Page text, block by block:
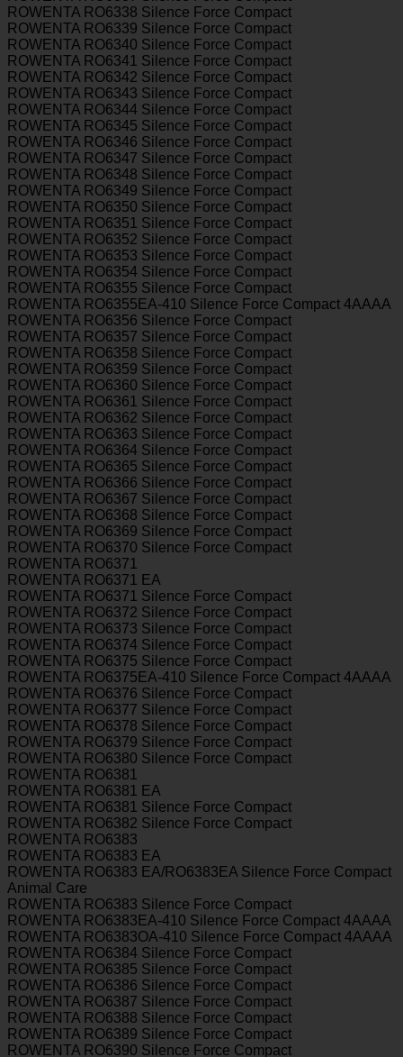
ROWENTA RO6338 Silence Force Compact
ROWENTA RO6339 Silence Force Compact
ROWENTA RO6340 Silence Force Compact
ROWENTA RO6341 Silence Force Compact
ROWENTA RO6342 Silence Force Compact
ROWENTA RO6343 Silence Force Compact
ROWENTA RO6344 Silence Force Compact
ROWENTA RO6345 Silence Force Compact
ROWENTA RO6346 Silence Force Compact
ROWENTA RO6347 Silence Force Compact
ROWENTA RO6348 Silence Force Compact
ROWENTA RO6349 Silence Force Compact
ROWENTA RO6350 Silence Force Compact
ROWENTA RO6351 Silence Force Compact
ROWENTA RO6352 Silence Force Compact
ROWENTA RO6353 Silence Force Compact
ROWENTA RO6354 Silence Force Compact
ROWENTA RO6355 Silence Force Compact
ROWENTA RO6355EA-410 Silence Force Compact 4AAAA
ROWENTA RO6356 Silence Force Compact
ROWENTA RO6357 Silence Force Compact
ROWENTA RO6358 Silence Force Compact
ROWENTA RO6359 Silence Force Compact
ROWENTA RO6360 Silence Force Compact
ROWENTA RO6361 Silence Force Compact
ROWENTA RO6362 Silence Force Compact
ROWENTA RO6363 Silence Force Compact
ROWENTA RO6364 Silence Force Compact
ROWENTA RO6365 Silence Force Compact
ROWENTA RO6366 Silence Force Compact
ROWENTA RO6367 Silence Force Compact
ROWENTA RO6368 Silence Force Compact
ROWENTA RO6369 Silence Force Compact
ROWENTA RO6370 Silence Force Compact
ROWENTA RO6371
ROWENTA RO6371 EA
ROWENTA RO6371 Silence Force Compact
ROWENTA RO6372 Silence Force Compact
ROWENTA RO6373 Silence Force Compact
ROWENTA RO6374 Silence Force Compact
ROWENTA RO6375 Silence Force Compact
ROWENTA RO6375EA-410 Silence Force Compact 4AAAA
ROWENTA RO6376 Silence Force Compact
ROWENTA RO6377 Silence Force Compact
ROWENTA RO6378 Silence Force Compact
ROWENTA RO6379 Silence Force Compact
ROWENTA RO6380 Silence Force Compact
ROWENTA RO6381
ROWENTA RO6381 EA
ROWENTA RO6381 Silence Force Compact
ROWENTA RO6382 Silence Force Compact
ROWENTA RO6383
ROWENTA RO6383 EA
ROWENTA RO6383 EA/RO6383EA Silence Force Compact
Animal Care
ROWENTA RO6383 Silence Force Compact
ROWENTA RO6383EA-410 Silence Force Compact 4AAAA
ROWENTA RO6383OA-410 Silence Force Compact 4AAAA
ROWENTA RO6384 Silence Force Compact
ROWENTA RO6385 Silence Force Compact
ROWENTA RO6386 Silence Force Compact
ROWENTA RO6387 Silence Force Compact
ROWENTA RO6388 Silence Force Compact
ROWENTA RO6389 Silence Force Compact
ROWENTA RO6390 Silence Force Compact